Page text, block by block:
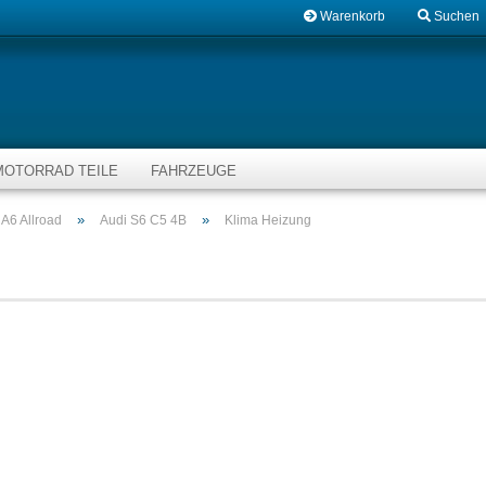
Warenkorb Suchen
TEILE FAHRZEUGE
Allroad » Audi S6 C5 4B » Klima Heizung